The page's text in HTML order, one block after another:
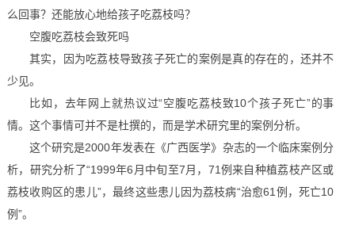
么回事？还能放心地给孩子吃荔枝吗？
空腹吃荔枝会致死吗
其实，因为吃荔枝导致孩子死亡的案例是真的存在的，还并不
少见。
比如，去年网上就热议过“空腹吃荔枝致10个孩子死亡”的事
情。这个事情可并不是杜撰的，而是学术研究里的案例分析。
这个研究是2000年发表在《广西医学》杂志的一个临床案例分
析，研究分析了“1999年6月中旬至7月，71例来自种植荔枝产区或
荔枝收购区的患儿”，最终这些患儿因为荔枝病“治愈61例，死亡10
例”。